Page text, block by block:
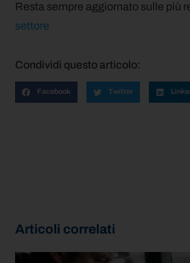
Resta sempre aggiornato sulle più
settore
Condividi questo articolo:
Facebook Twitter
Articoli correlati